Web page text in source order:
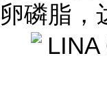
卵磷脂，